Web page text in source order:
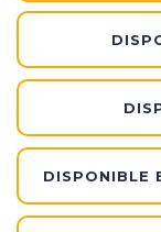
DISPONIBLE